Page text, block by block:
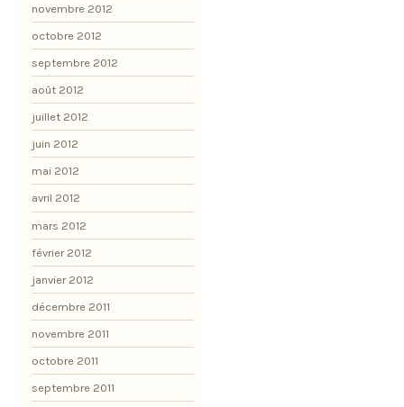
novembre 2012
octobre 2012
septembre 2012
août 2012
juillet 2012
juin 2012
mai 2012
avril 2012
mars 2012
février 2012
janvier 2012
décembre 2011
novembre 2011
octobre 2011
septembre 2011